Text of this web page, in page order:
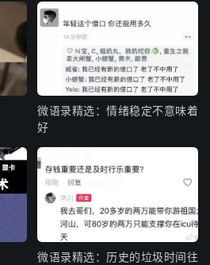
微语录精选：情绪稳定不意味着
好
微语录精选：历史的垃圾时间往